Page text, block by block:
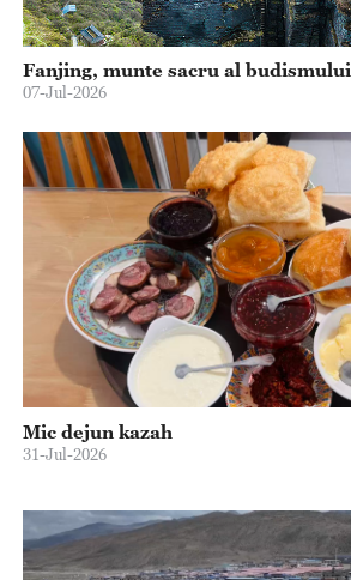
Fanjing, munte sacru al budismului
07-Jul-2026
Mic dejun kazah
31-Jul-2026